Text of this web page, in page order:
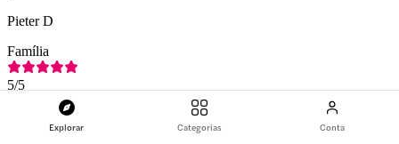
Explorar Categorias Conta
Pieter D
Família
5/5
Mar. de 2026